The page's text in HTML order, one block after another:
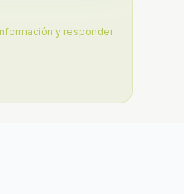
y responder